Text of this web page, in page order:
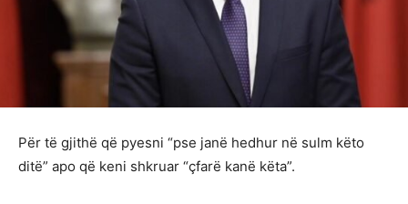
Për të gjithë që pyesni “pse janë hedhur në sulm këto
ditë” apo që keni shkruar “çfarë kanë këta”.